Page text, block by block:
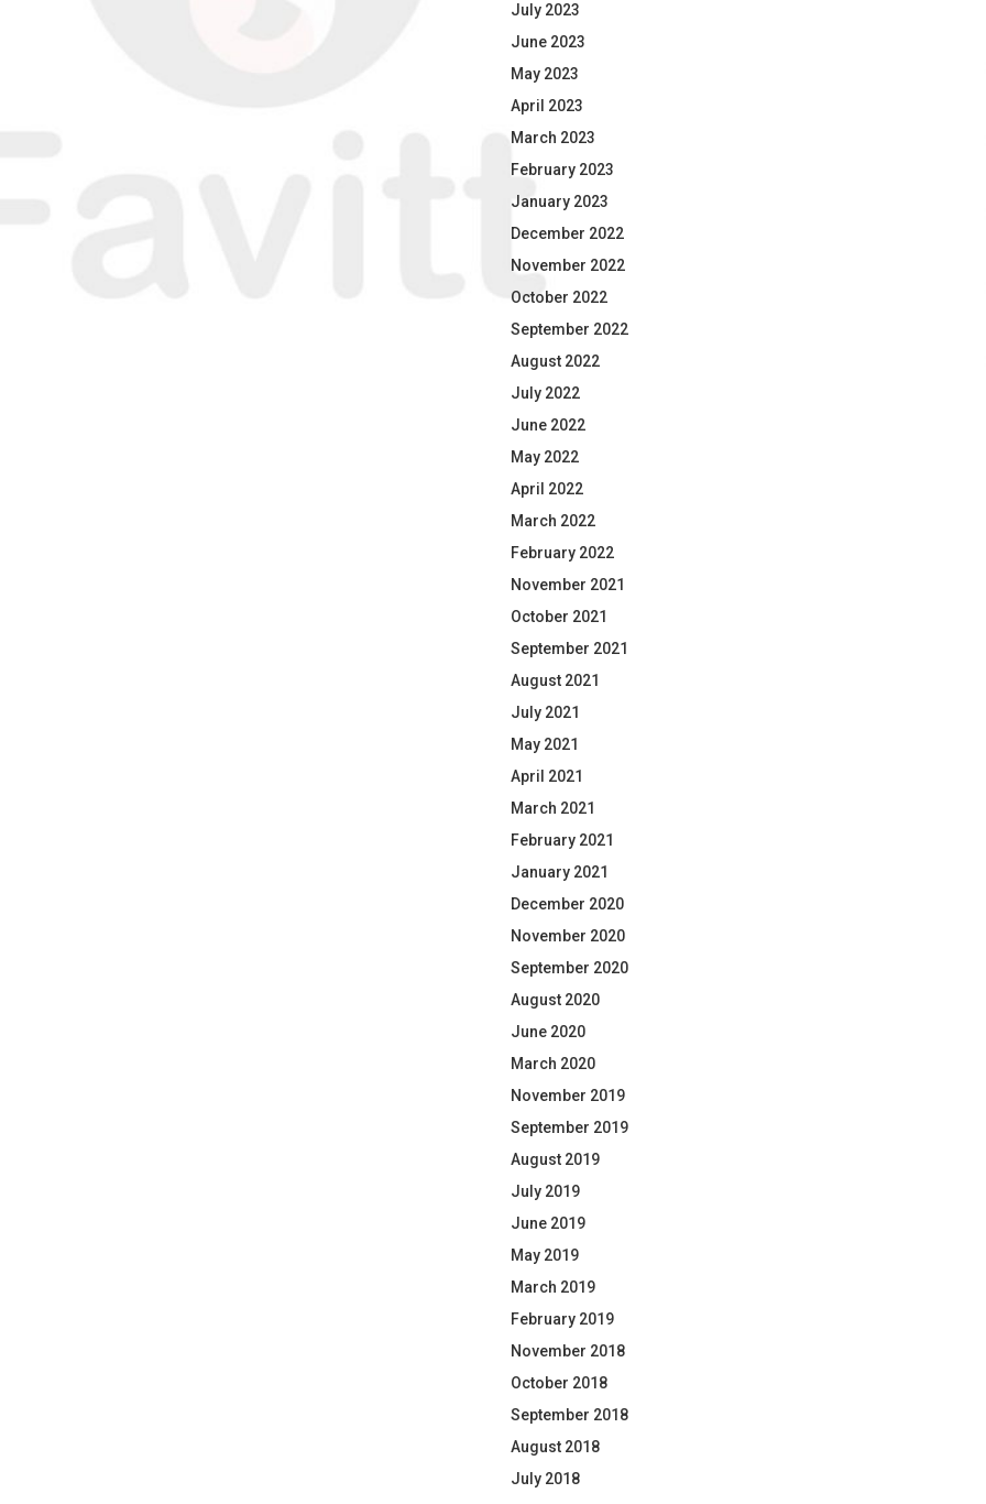
July 2023
June 2023
May 2023
April 2023
March 2023
February 2023
January 2023
December 2022
November 2022
October 2022
September 2022
August 2022
July 2022
June 2022
May 2022
April 2022
March 2022
February 2022
November 2021
October 2021
September 2021
August 2021
July 2021
May 2021
April 2021
March 2021
February 2021
January 2021
December 2020
November 2020
September 2020
August 2020
June 2020
March 2020
November 2019
September 2019
August 2019
July 2019
June 2019
May 2019
March 2019
February 2019
November 2018
October 2018
September 2018
August 2018
July 2018